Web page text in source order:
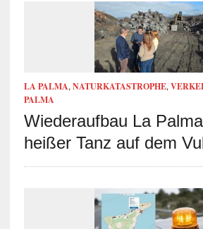
LA PALMA,NATURKATASTROPHE,
PALMA
Wiederaufbau La
heißer Tanz auf dem